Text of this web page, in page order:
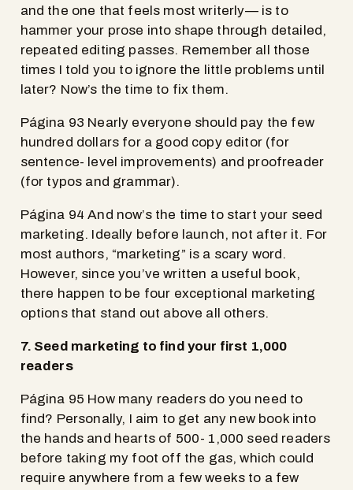
and the one that feels most writerly— is to
hammer your prose into shape through detailed,
repeated editing passes. Remember all those
times I told you to ignore the little problems until
later? Now’s the time to fix them.
Página 93 Nearly everyone should pay the few
hundred dollars for a good copy editor (for
sentence- level improvements) and proofreader
(for typos and grammar).
Página 94 And now’s the time to start your seed
marketing. Ideally before launch, not after it. For
most authors, “marketing” is a scary word.
However, since you’ve written a useful book,
there happen to be four exceptional marketing
options that stand out above all others.
7. Seed marketing to find your first 1,000
readers
Página 95 How many readers do you need to
find? Personally, I aim to get any new book into
the hands and hearts of 500- 1,000 seed readers
before taking my foot off the gas, which could
require anywhere from a few weeks to a few